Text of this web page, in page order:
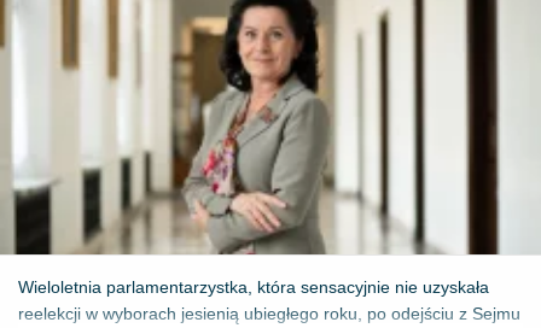
Wieloletnia parlamentarzystka, która sensacyjnie nie uzyskała
reelekcji w wyborach jesienią ubiegłego roku, po odejściu z Sejmu